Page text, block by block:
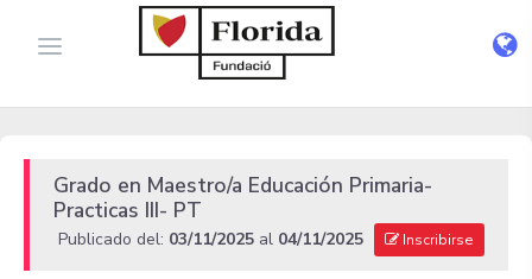
Grado en Maestro/a Educación Primaria-
Practicas III- PT
Publicado del: 03/11/2025 al 04/11/2025 Inscribirse